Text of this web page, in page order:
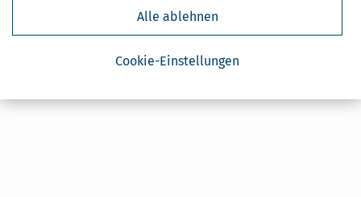
Cookie-Einstellungen
Alle ablehnen
Ja, ich möchte die kostenlosen Newsletter
von Steuertipps abonnieren. Die